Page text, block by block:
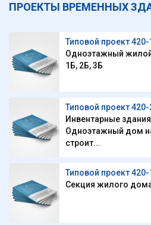
ПРОЕКТЫ ВРЕМЕННЫХ
Типовой проект
Одноэтажный
1Б, 2Б, 3Б
Типовой проект
Инвентарные
Одноэтажный дом
строит...
Типовой проект
Секция жилого